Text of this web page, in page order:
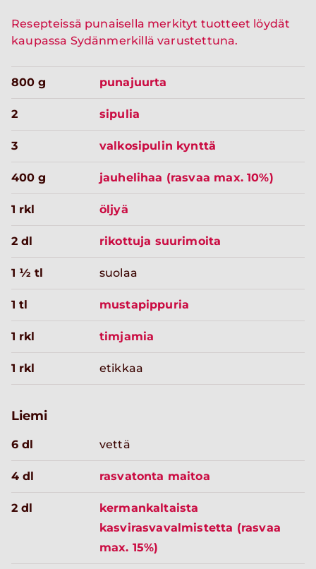
Resepteissä punaisella merkityt tuotteet löydät
kaupassa Sydänmerkillä varustettuna.
800 g punajuurta
2 sipulia
3 valkosipulin kynttä
400 g jauhelihaa (rasvaa max. 10%)
1 rkl öljyä
2 dl rikottuja suurimoita
1 ½ tl suolaa
1 tl mustapippuria
1 rkl timjamia
1 rkl etikkaa
Liemi
6 dl vettä
4 dl rasvatonta maitoa
2 dl
kermankaltaista
kasvirasvavalmistetta (rasvaa
max. 15%)